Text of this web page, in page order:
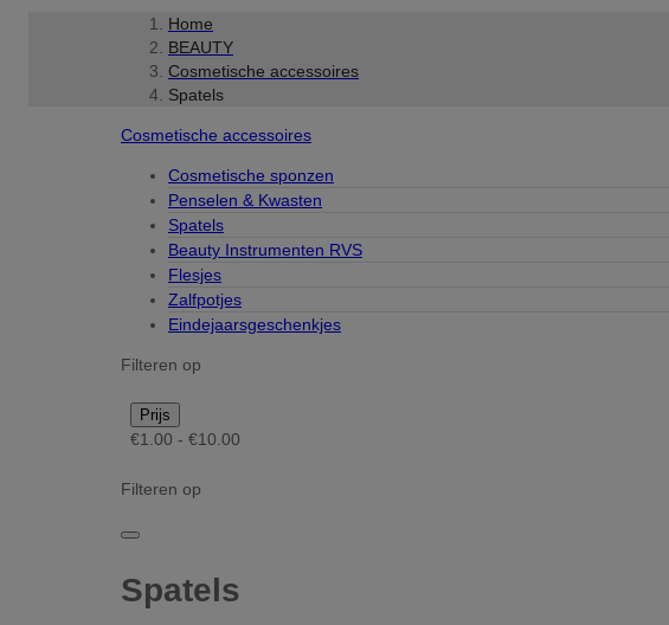
Home
BEAUTY
Cosmetische accessoires
Spatels
Cosmetische accessoires
Cosmetische sponzen
Penselen & Kwasten
Spatels
Beauty Instrumenten RVS
Flesjes
Zalfpotjes
Eindejaarsgeschenkjes
Filteren op
Prijs
€1.00 - €10.00
Filteren op
Spatels